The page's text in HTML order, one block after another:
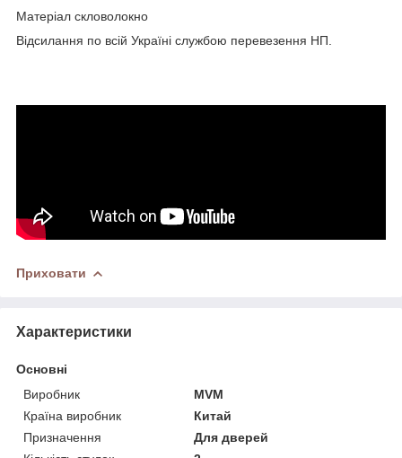
Матеріал скловолокно
Відсилання по всій Україні службою перевезення НП.
Приховати
Характеристики
Основні
Виробник
MVM
Країна виробник
Китай
Призначення
Для дверей